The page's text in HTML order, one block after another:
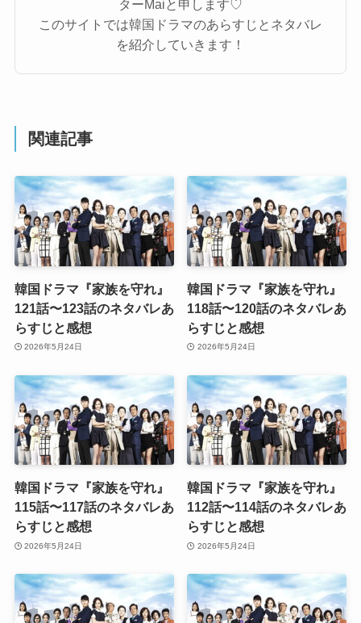
ターMaiと申します♡
このサイトでは韓国ドラマのあらすじとネタバレ
を紹介していきます！
関連記事
韓国ドラマ『家族を守れ』
121話〜123話のネタバレあ
らすじと感想
2026年5月24日
韓国ドラマ『家族を守れ』
118話〜120話のネタバレあ
らすじと感想
2026年5月24日
韓国ドラマ『家族を守れ』
115話〜117話のネタバレあ
らすじと感想
2026年5月24日
韓国ドラマ『家族を守れ』
112話〜114話のネタバレあ
らすじと感想
2026年5月24日